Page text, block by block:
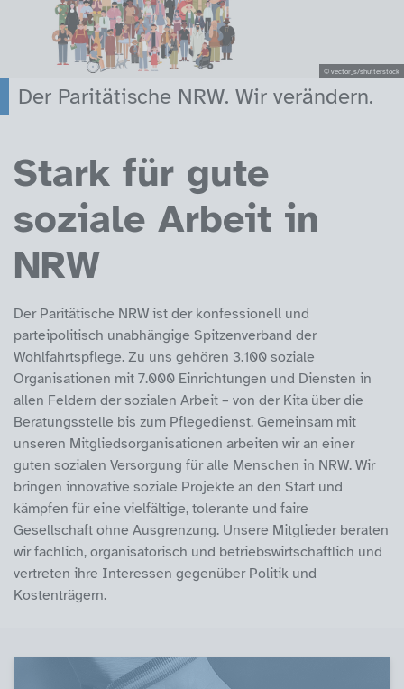
© vector_s/shutterstock
Der Paritätische NRW. Wir verändern.
Stark für gute
soziale Arbeit in
NRW
Der Paritätische NRW ist der konfessionell und
parteipolitisch unabhängige Spitzenverband der
Wohlfahrtspflege. Zu uns gehören 3.100 soziale
Organisationen mit 7.000 Einrichtungen und Diensten in
allen Feldern der sozialen Arbeit – von der Kita über die
Beratungsstelle bis zum Pflegedienst. Gemeinsam mit
unseren Mitgliedsorganisationen arbeiten wir an einer
guten sozialen Versorgung für alle Menschen in NRW. Wir
bringen innovative soziale Projekte an den Start und
kämpfen für eine vielfältige, tolerante und faire
Gesellschaft ohne Ausgrenzung. Unsere Mitglieder beraten
wir fachlich, organisatorisch und betriebswirtschaftlich und
vertreten ihre Interessen gegenüber Politik und
Kostenträgern.
Themen